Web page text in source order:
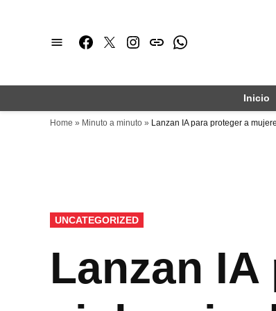
Facebook
TwitterInstagram
issuuWhatsapp
Inicio
Home » Minuto a minuto » Lanzan IA para proteger a
PUBLICADO
EN
UNCATEGORIZED
Lanzan